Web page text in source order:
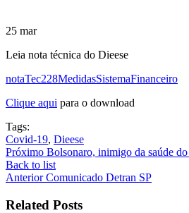
25 mar
Leia nota técnica do Dieese
notaTec228MedidasSistemaFinanceiro
Clique aqui para o download
Tags:
Covid-19, Dieese
Próximo Bolsonaro, inimigo da saúde
Back to list
Anterior Comunicado Detran SP
Related Posts